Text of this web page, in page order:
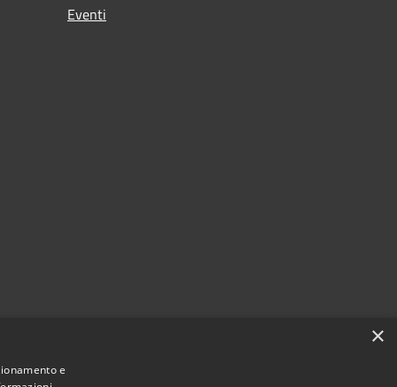
Eventi
×
e